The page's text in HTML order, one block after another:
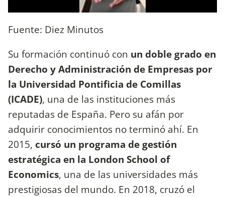
Fuente: Diez Minutos
Su formación continuó con un doble grado en
Derecho y Administración de Empresas por
la Universidad Pontificia de Comillas
(ICADE), una de las instituciones más
reputadas de España. Pero su afán por
adquirir conocimientos no terminó ahí. En
2015, cursó un programa de gestión
estratégica en la London School of
Economics, una de las universidades más
prestigiosas del mundo. En 2018, cruzó el